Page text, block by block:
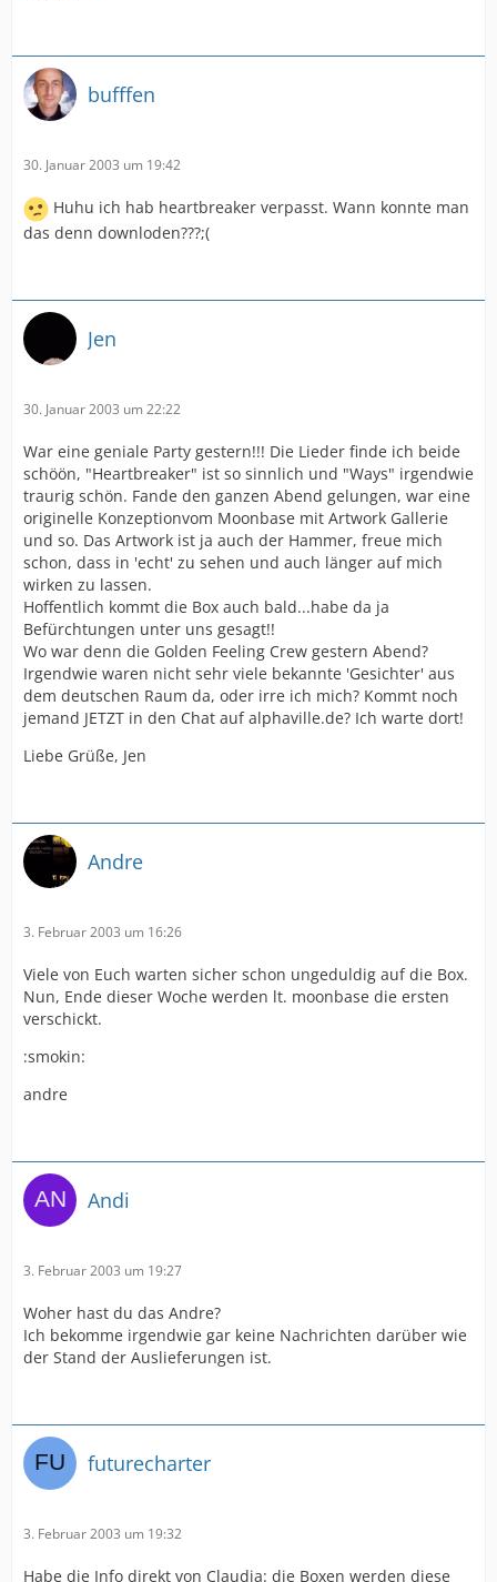
bufffen
30. Januar 2003 um 19:42
Huhu ich hab heartbreaker verpasst. Wann konnte man
das denn downloden???;(
Jen
30. Januar 2003 um 22:22
War eine geniale Party gestern!!! Die Lieder finde ich beide
schöön, "Heartbreaker" ist so sinnlich und "Ways" irgendwie
traurig schön. Fande den ganzen Abend gelungen, war eine
originelle Konzeptionvom Moonbase mit Artwork Gallerie
und so. Das Artwork ist ja auch der Hammer, freue mich
schon, dass in 'echt' zu sehen und auch länger auf mich
wirken zu lassen.
Hoffentlich kommt die Box auch bald...habe da ja
Befürchtungen unter uns gesagt!!
Wo war denn die Golden Feeling Crew gestern Abend?
Irgendwie waren nicht sehr viele bekannte 'Gesichter' aus
dem deutschen Raum da, oder irre ich mich? Kommt noch
jemand JETZT in den Chat auf alphaville.de? Ich warte dort!
Liebe Grüße, Jen
Andre
3. Februar 2003 um 16:26
Viele von Euch warten sicher schon ungeduldig auf die Box.
Nun, Ende dieser Woche werden lt. moonbase die ersten
verschickt.
:smokin:
andre
Andi
3. Februar 2003 um 19:27
Woher hast du das Andre?
Ich bekomme irgendwie gar keine Nachrichten darüber wie
der Stand der Auslieferungen ist.
futurecharter
3. Februar 2003 um 19:32
Habe die Info direkt von Claudia: die Boxen werden diese